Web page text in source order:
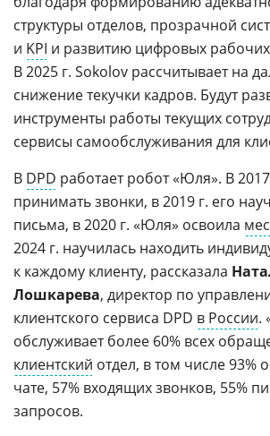
структуры отделов, прозрачной
и KPI и развитию цифровых
В 2025 г. Sokolov рассчитывает на
снижение текучки кадров. Будут
инструменты работы текущих
сервисы самообслуживания для
В DPD работает робот «Юля». В
принимать звонки, в 2019 г. его
письма, в 2020 г. «Юля» освоила
2024 г. научилась находить
к каждому клиенту, рассказала
Лошкарева, директор по
клиентского сервиса DPD в России.
обслуживает более 60% всех
клиентский отдел, в том числе 93%
чате, 57% входящих звонков, 55%
запросов.